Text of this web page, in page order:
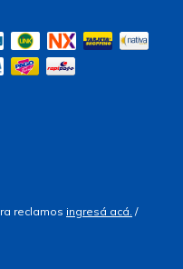
reclamos ingresá acá. /